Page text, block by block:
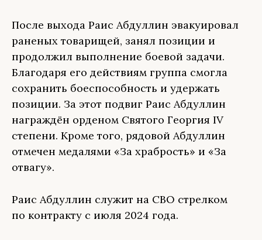
После выхода Раис Абдуллин эвакуировал
раненых товарищей, занял позиции и
продолжил выполнение боевой задачи.
Благодаря его действиям группа смогла
сохранить боеспособность и удержать
позиции. За этот подвиг Раис Абдуллин
награждён орденом Святого Георгия IV
степени. Кроме того, рядовой Абдуллин
отмечен медалями «За храбрость» и «За
отвагу».
Раис Абдуллин служит на СВО стрелком
по контракту с июля 2024 года.